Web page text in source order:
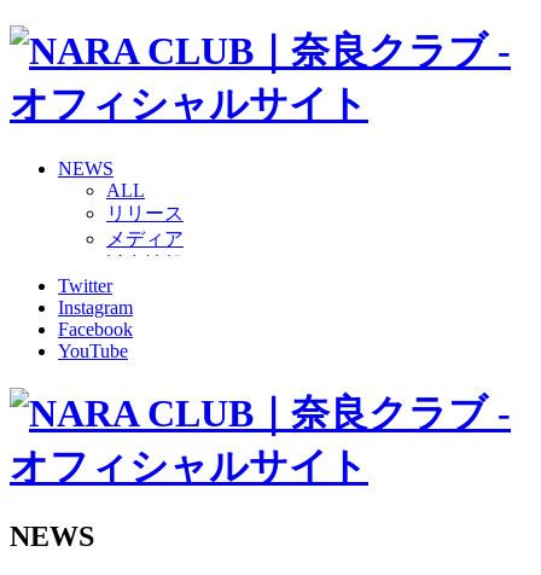
NEWS
ALL
リリース
メディア
グッズ
ファンコミュニティ
普及・育成
ホームタウン
その他
2026/27トップチーム
2026/27トップチームスタッフ
Twitter
Instagram
Facebook
YouTube
NEWS